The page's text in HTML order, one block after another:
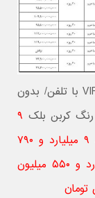
قیمت بی ام و 730 مدل 2017 در تیپ فول VIP با تلفن/ بدون
۹
۹ میلیارد و ۷۹۰
۹ میلیارد و ۵۵۰ میلیون